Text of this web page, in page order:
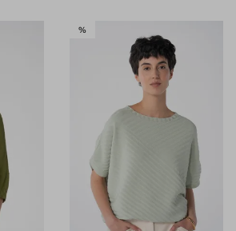
%SALE